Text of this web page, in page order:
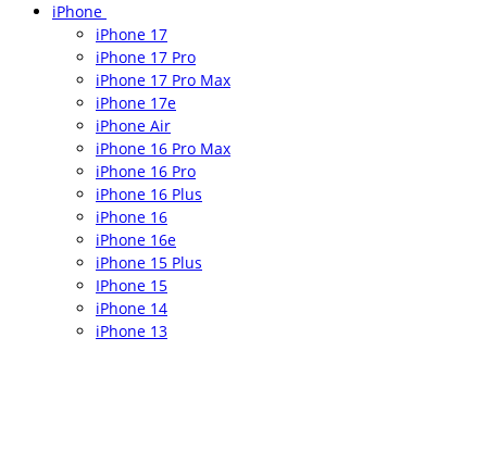
iPhone
iPhone 17
iPhone 17 Pro
iPhone 17 Pro Max
iPhone 17e
iPhone Air
iPhone 16 Pro Max
iPhone 16 Pro
iPhone 16 Plus
iPhone 16
iPhone 16e
iPhone 15 Plus
IPhone 15
iPhone 14
iPhone 13